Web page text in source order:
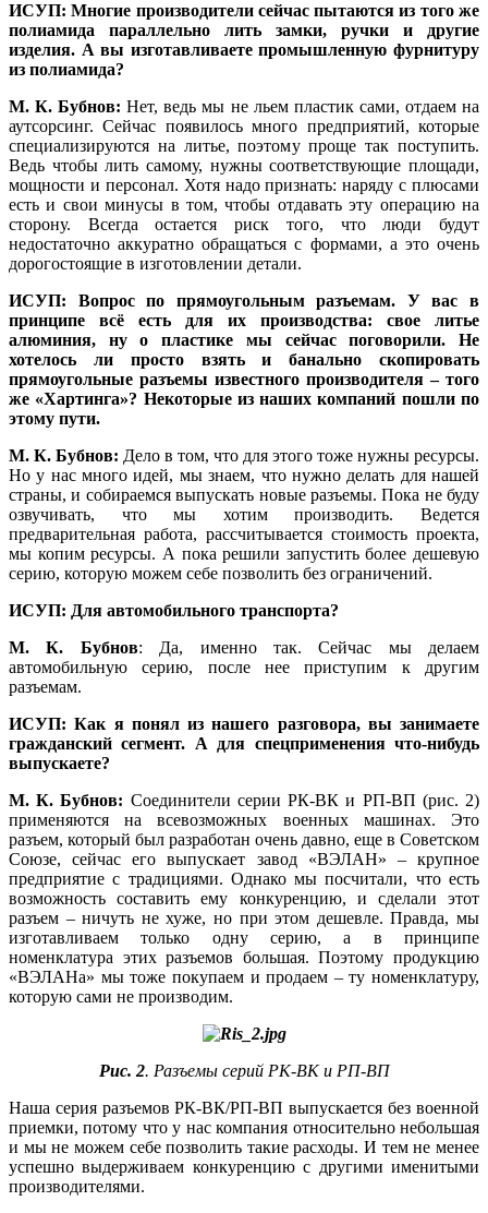
ИСУП: Многие производители сейчас пытаются из то­го же
полиамида параллельно лить замки, ручки и другие
изделия. А вы изготавливаете промышленную фурнитуру
из полиамида?
М. К. Бубнов: Нет, ведь мы не льем пластик са­ми, отдаем на
аутсорсинг. Сейчас появилось много предприятий, которые
специализируются на литье, поэтому проще так поступить.
Ведь чтобы лить самому, нужны соответствующие площади,
мощности и персонал. Хо­тя на­до признать: наряду с плюсами
есть и свои минусы в том, чтобы отдавать эту операцию на
сторону. Всегда остается риск то­го, что лю­ди будут
недостаточно аккуратно обращаться с формами, а это очень
дорогостоящие в изготовлении детали.
ИСУП: Вопрос по прямоугольным разъемам. У вас в
принципе всё есть для их производства: свое литье
алюминия, ну о пластике мы сейчас поговорили. Не
хотелось ли просто взять и банально скопировать
прямоугольные разъемы известного производителя – то­го
же «Хартинга»? Некоторые из наших компаний пошли по
этому пути.
М. К. Бубнов: Дело в том, что для этого то­же нужны ресурсы.
Но у нас много идей, мы знаем, что нужно делать для нашей
страны, и собираемся выпускать новые разъемы. По­ка не бу­ду
озвучивать, что мы хотим производить. Ведется
предварительная работа, рассчитывается стоимость проекта,
мы копим ресурсы. А по­ка решили запустить более дешевую
серию, которую можем се­бе позволить без ограничений.
ИСУП: Для автомобильного транспорта?
М. К. Бубнов: Да, именно так. Сейчас мы делаем
автомобильную серию, после нее приступим к другим
разъемам.
ИСУП: Как я понял из нашего разговора, вы занимаете
гражданский сегмент. А для спецприменения что-нибудь
выпускаете?
М. К. Бубнов: Соединители серии РК-ВК и РП-ВП (рис. 2)
применяются на всевозможных военных машинах. Это
разъем, который был разработан очень давно, еще в Советском
Союзе, сейчас его выпускает завод «ВЭЛАН» – крупное
предприятие с традициями. Однако мы посчитали, что есть
возможность составить ему конкуренцию, и сделали этот
разъем – ничуть не ху­же, но при этом дешевле. Правда, мы
изготавливаем только одну серию, а в принципе
номенклатура этих разъемов большая. Поэтому продукцию
«ВЭЛАНа» мы то­же покупаем и продаем – ту номенклатуру,
которую са­ми не производим.
Рис. 2. Разъемы серий РК-ВК и РП-ВП
Наша серия разъемов РК-ВК/РП-ВП выпускается без военной
приемки, потому что у нас компания относительно небольшая
и мы не можем се­бе позволить такие расходы. И тем не менее
успешно выдерживаем конкуренцию с другими именитыми
производителями.